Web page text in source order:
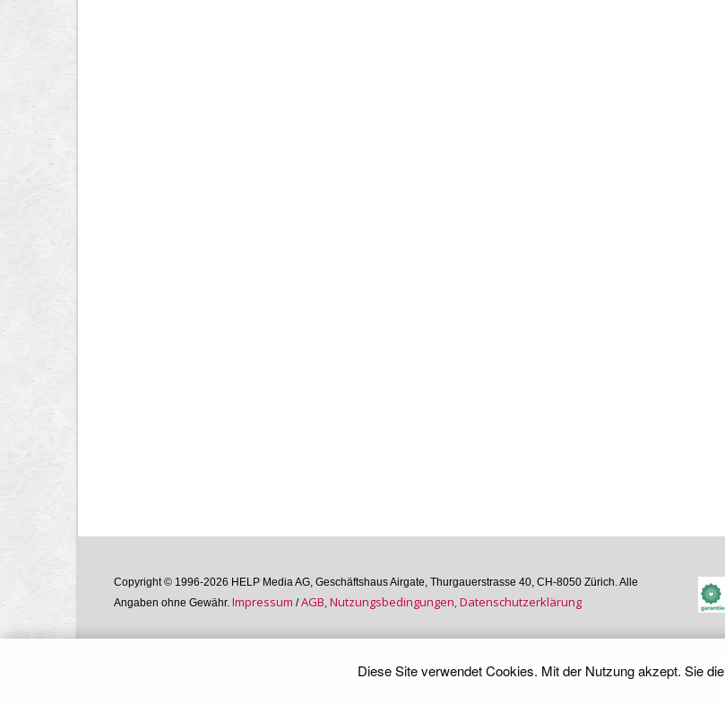
Copyright © 1996-2026 HELP Media AG, Geschäftshaus Airgate, Thurgauer­strasse 40, CH-8050 Zürich. Alle
Angaben ohne Gewähr. Im­pres­sum /AGB, Nutzungs­bedin­gungen, Daten­schutz­er­klärung
Diese Site verwendet Cookies. Mit der Nutzung akzept. Sie die